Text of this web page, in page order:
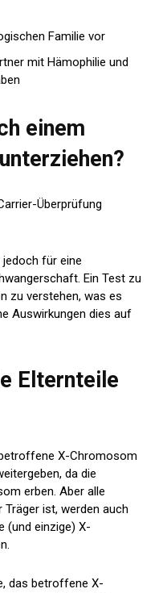
Familie vor
mit Hämophilie und
einem
Überprüfung
für eine
Ein Test zu
zu verstehen, was es
Auswirkungen dies auf
Elternteile
X-Chromosom
da die
erben. Aber alle
Träger ist, werden auch
(und einzige) X-
das betroffene X-